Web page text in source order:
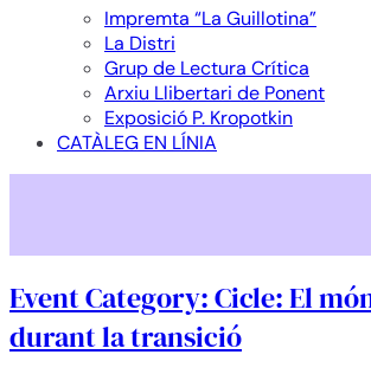
Impremta “La Guillotina”
La Distri
Grup de Lectura Crítica
Arxiu Llibertari de Ponent
Exposició P. Kropotkin
CATÀLEG EN LÍNIA
Event Category:Cicle: El
durant la transició